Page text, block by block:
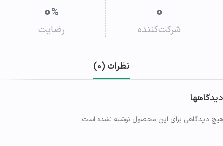
0
شرکت‌کننده
0%
رضایت
نظرات (0)
دیدگاهها
هیچ دیدگاهی برای این محصول نوشته نشده است.